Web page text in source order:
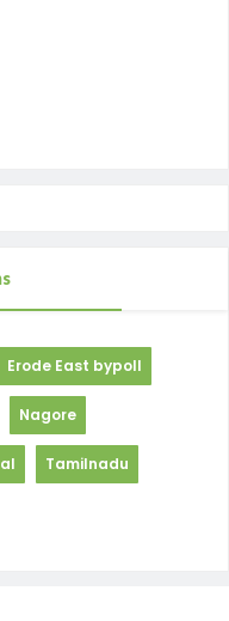
Erode East bypoll
Nagore
Tamilnadu